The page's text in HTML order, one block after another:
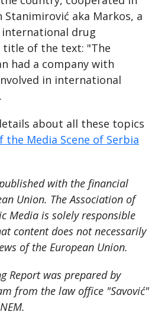
Stanimirović aka Markos, a
drug
title of the text: "The
had a company with
in international
about all these topics
Media Scene of Serbia
with the financial
Union. The Association of
Media is solely responsible
content does not necessarily
of the European Union.
Report was prepared by
from the law office "Savović"